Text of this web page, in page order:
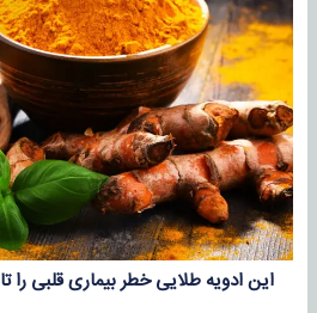
این ادویه طلایی خطر بیماری قلبی را تا ۱۵٪ کاهش می‌دهد